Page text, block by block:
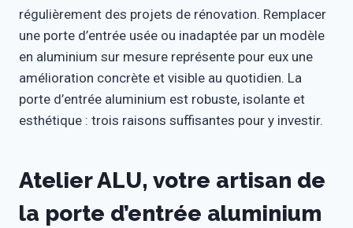
régulièrement des projets de rénovation. Remplacer
une porte d’entrée usée ou inadaptée par un modèle
en aluminium sur mesure représente pour eux une
amélioration concrète et visible au quotidien. La
porte d’entrée aluminium est robuste, isolante et
esthétique : trois raisons suffisantes pour y investir.
Atelier ALU, votre artisan de
la porte d’entrée aluminium